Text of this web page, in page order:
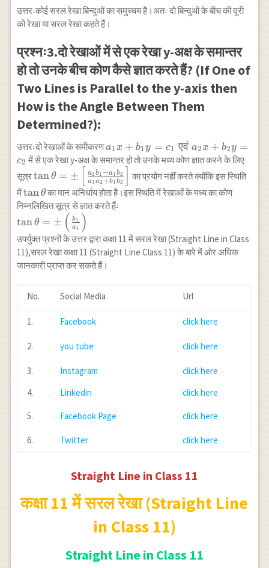
उत्तरःकोई सरल रेखा बिन्दुओं का समुच्चय है।अतः दो बिन्दुओं के बीच की दूरी
को रेखा या सरल रेखा कहते हैं।
प्रश्नः3.दो रेखाओं में से एक रेखा y-अक्ष के समान्तर
हो तो उनके बीच कोण कैसे ज्ञात करते हैं? (If One of
Two Lines is Parallel to the y-axis then
How is the Angle Between Them
Determined?):
उत्तरःदो रेखाओं के समीकरणa_1
x+b_1
y
=c_{1}
\text{
एवं }
x+b_2
y
=c_{2}
a1x + b1y = c1 एवं a2x + b2y =
c2 में से एक रेखा y-अक्ष के समान्तर हो तो उनके मध्य कोण ज्ञात करने के लिए
सूत्र\tan
\theta=\pm\left[\frac{a_2
b_1-a_1 b_2}{a_1 a_2+b_1
b_2}\right]
tanθ = ± a1 a2 +b1 b2
a2 b1 −a1 b2
का प्रयोग नहीं करते क्योंकि इस स्थिति
में\tan
\theta
tanθका मान अनिर्धाय होता है।इस स्थिति में रेखाओं के मध्य का कोण
निम्नलिखित सूत्र से ज्ञात करते हैंः
\tan
\theta=\pm\left(\frac{b_1}
{a_1}\right)
tanθ = ± ( a1
b1 )
उपर्युक्त प्रश्नों के उत्तर द्वारा कक्षा 11 में सरल रेखा (Straight Line in Class
11),सरल रेखा कक्षा 11 (Straight Line Class 11) के बारे में ओर अधिक
जानकारी प्राप्त कर सकते हैं।
No. Social Media Url
1. Facebook click here
2. you tube click here
3. Instagram
click here
4.
Linkedin click here
5. Facebook Page click here
6. Twitter click here
Straight Line in Class 11
कक्षा 11 में सरल रेखा (Straight Line
in Class 11)
Straight Line in Class 11